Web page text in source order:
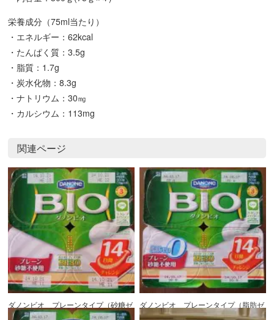
栄養成分（75ml当たり）
・エネルギー：62kcal
・たんぱく質：3.5g
・脂質：1.7g
・炭水化物：8.3g
・ナトリウム：30㎎
・カルシウム：113mg
関連ページ
ダノンビオ プレーンタイプ（砂糖ゼ
ロ）
ダノンビオ プレーンタイプ（脂肪ゼ
ロ砂糖不使用・500ml）